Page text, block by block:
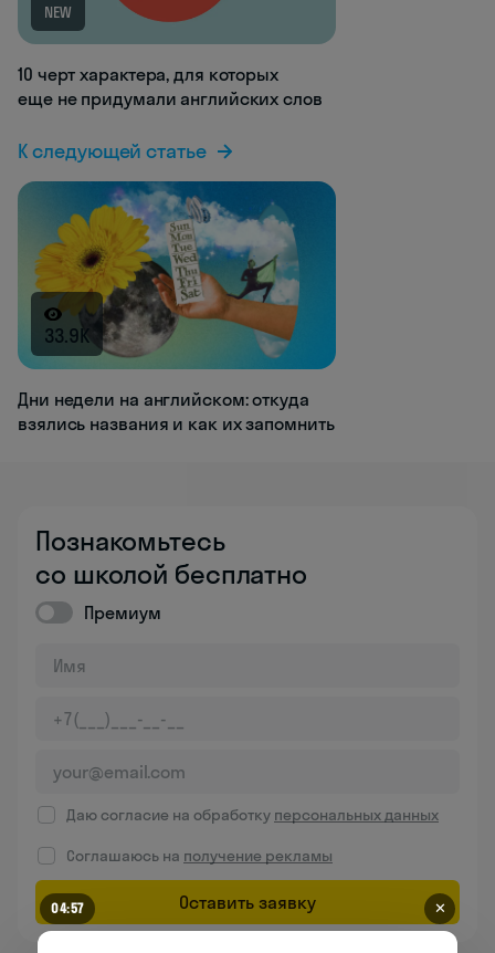
NEW
10 черт характера, для которых
еще не придумали английских слов
К следующей статье
33.9K
Дни недели на английском: откуда
взялись названия и как их запомнить
Познакомьтесь
со школой бесплатно
Премиум
Даю согласие на обработку персональных данных
Соглашаюсь на получение рекламы
Оставить заявку
04:57 ✕